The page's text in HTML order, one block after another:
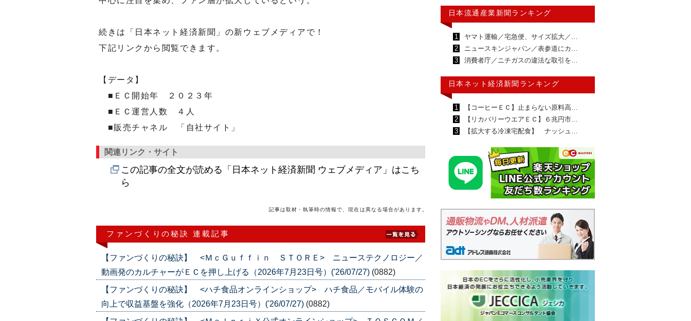
続きは「日本ネット経済新聞」の新ウェブメディアで！
下記リンクから閲覧できます。
【データ】
■ＥＣ開始年 ２０２３年
■ＥＣ運営人数 ４人
■販売チャネル 「自社サイト」
関連リンク・サイト
この記事の全文が読める「日本ネット経済新聞 ウェブメディア」はこち
ら
記事は取材・執筆時の情報で、現在は異なる場合があります。
ファンづくりの秘訣 連載記事
【ファンづくりの秘訣】 <ＭｃＧｕｆｆｉｎ ＳＴＯＲＥ> ニューステクノロジー／
動画発のカルチャーがＥＣを押し上げる（2026年7月23日号）('26/07/27) (0882)
【ファンづくりの秘訣】 <ハチ食品オンラインショップ> ハチ食品／モバイル体験の
向上で収益基盤を強化（2026年7月23日号）('26/07/27) (0882)
日本流通産業新聞ランキング
1
ヤマト運輸／宅急便、サイズ拡大／…
2
ニュースキンジャパン／表参道にカ…
3
消費者庁／ニチガスの違法な取引を…
日本ネット経済新聞ランキング
1
【コーヒーＥＣ】止まらない原料高…
2
【リカバリーウエアＥＣ】６兆円市…
3
【拡大する冷凍宅配食】 ナッシュ…